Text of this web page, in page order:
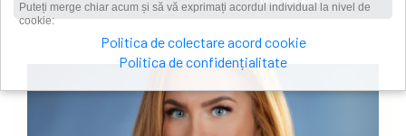
Puteți merge chiar acum și să vă exprimați acordul individual la nivel de
cookie:
Politica de colectare acord cookie
Politica de confidențialitate